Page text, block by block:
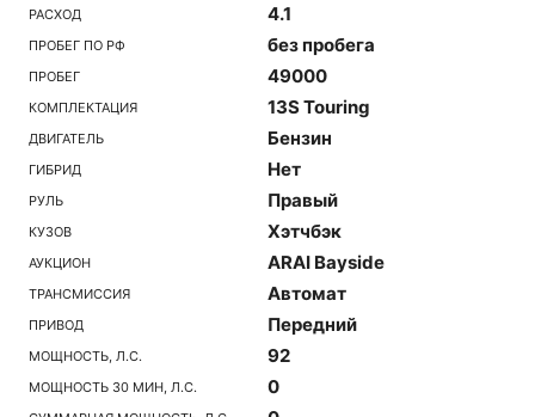
РАСХОД 4.1
ПРОБЕГ ПО РФ без пробега
ПРОБЕГ 49000
КОМПЛЕКТАЦИЯ 13S Touring
ДВИГАТЕЛЬ Бензин
ГИБРИД Нет
РУЛЬ Правый
КУЗОВ Хэтчбэк
АУКЦИОН ARAI Bayside
ТРАНСМИССИЯ Автомат
ПРИВОД Передний
МОЩНОСТЬ, Л.С. 92
МОЩНОСТЬ 30 МИН, Л.С. 0